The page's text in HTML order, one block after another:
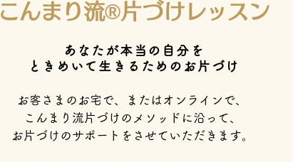
こんまり流®片づけレッスン
あなたが本当の自分を
ときめいて生きるためのお片づけ
お客さまのお宅で、またはオンラインで、
こんまり流片づけのメソッドに沿って、
お片づけのサポートをさせていただきます。